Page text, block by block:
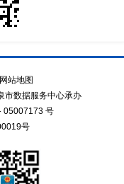
网站地图
市数据服务中心承办
05007173 号
号